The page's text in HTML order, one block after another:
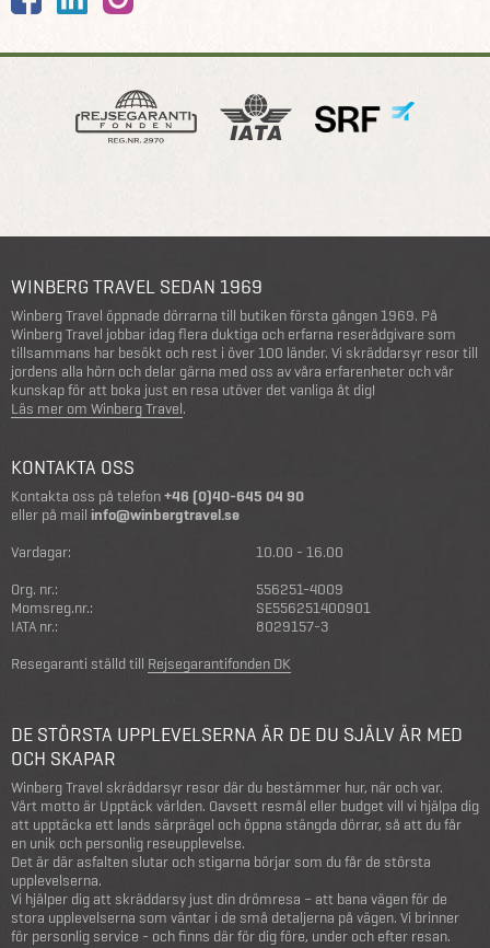
WINBERG TRAVEL SEDAN 1969
Winberg Travel öppnade dörrarna till butiken första gången 1969. På
Winberg Travel jobbar idag flera duktiga och erfarna reserådgivare som
tillsammans har besökt och rest i över 100 länder. Vi skräddarsyr resor till
jordens alla hörn och delar gärna med oss av våra erfarenheter och vår
kunskap för att boka just en resa utöver det vanliga åt dig!
Läs mer om Winberg Travel.
KONTAKTA OSS
Kontakta oss på telefon+46 (0)40-645 04 90
eller på mail info@winbergtravel.se
Vardagar:
10.00 - 16.00
Org. nr.:
556251-4009
Momsreg.nr.:
SE556251400901
IATA nr.:
8029157-3
Resegaranti ställd till Rejsegarantifonden DK
DE STÖRSTA UPPLEVELSERNA ÄR DE DU SJÄLV ÄR MED
OCH SKAPAR
Winberg Travel skräddarsyr resor där du bestämmer hur, när och var.
Vårt motto är Upptäck världen. Oavsett resmål eller budget vill vi hjälpa dig
att upptäcka ett lands särprägel och öppna stängda dörrar, så att du får
en unik och personlig reseupplevelse.
Det är där asfalten slutar och stigarna börjar som du får de största
upplevelserna.
Vi hjälper dig att skräddarsy just din drömresa – att bana vägen för de
stora upplevelserna som väntar i de små detaljerna på vägen. Vi brinner
för personlig service - och finns där för dig före, under och efter resan.